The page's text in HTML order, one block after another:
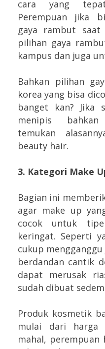
cara yang
Perempuan jika
gaya rambut
pilihan gaya
kampus dan juga
Bahkan pilihan
korea yang bisa
banget kan? Jika
menipis
temukan
beauty hair.
3. Kategori Make
Bagian ini
agar make up
cocok untuk
keringat. Seperti
cukup
berdandan cantik
dapat merusak
sudah dibuat
Produk kosmetik
mulai dari harga
mahal,